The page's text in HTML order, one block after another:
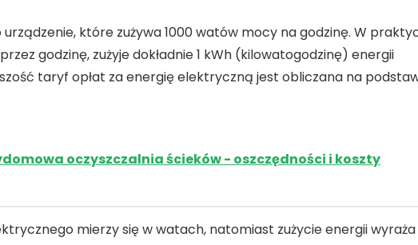
urządzenie, które zużywa1000 watów mocy na godzinę. W
godzinę, zużyje dokładnie1 kWh (kilowatogodzinę) energii
taryf opłat za energię elektryczną jest obliczana na
oczyszczalnia ścieków - oszczędności i koszty
mierzy się w watach, natomiast zużycie energiiwyraża